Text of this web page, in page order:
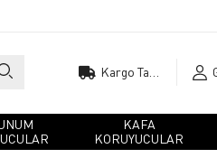
KAFA
KORUYUCULAR